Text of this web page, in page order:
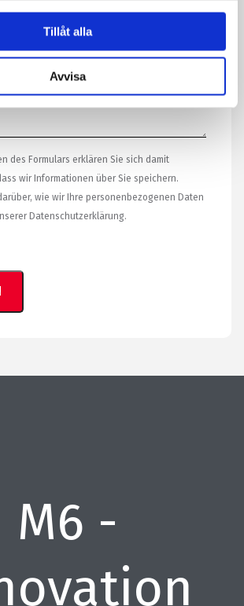
Tillåt alla
Avvisa
des Formulars erklären Sie sich damit
wir Informationen über Sie speichern.
wie wir Ihre personenbezogenen Daten
Datenschutzerklärung.
M6 -